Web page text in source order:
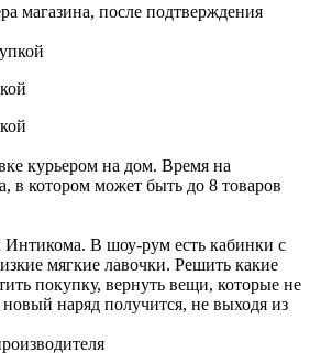
магазина, после подтверждения
курьером на дом. Время на
в котором может быть до 8 товаров
В шоу-рум есть кабинки с
мягкие лавочки. Решить какие
покупку, вернуть вещи, которые не
наряд получится, не выходя из